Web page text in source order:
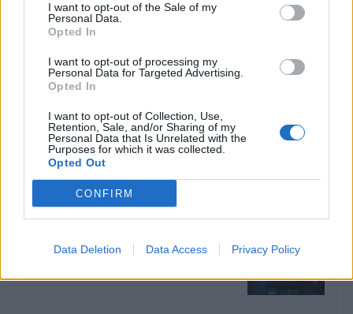
I want to opt-out of the Sale of my
Personal Data.
Opted In
I want to opt-out of processing my
Personal Data for Targeted Advertising.
Opted In
I want to opt-out of Collection, Use,
Retention, Sale, and/or Sharing of my
Personal Data that Is Unrelated with the
Purposes for which it was collected.
Opted Out
CONFIRM
Data Deletion Data Access Privacy Policy
9 πράγματα που δεν πρέπει να
λέτε σε έναν επισκέπτη
27 Φεβρουαρίου 2026
Πάνω από 100 μωρά έχουν
γεννηθεί μέσω εξωσωματικής, με
την υποστήριξη της Be-Live
27 Φεβρουαρίου 2026
πάντα μετά την άσκηση